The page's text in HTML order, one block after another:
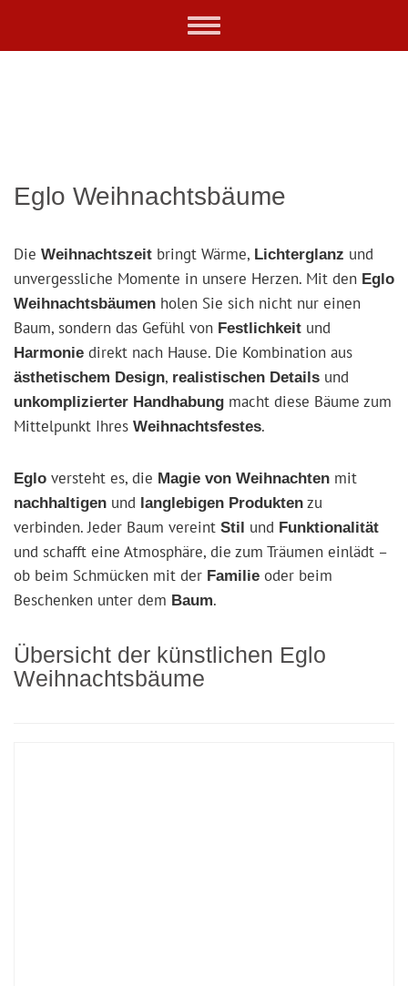
Toggle
Eglo Weihnachtsbäume
Die Weihnachtszeit bringt Wärme, Lichterglanz und
unvergessliche Momente in unsere Herzen. Mit den Eglo
Weihnachtsbäumen holen Sie sich nicht nur einen
Baum, sondern das Gefühl von Festlichkeit und
Harmonie direkt nach Hause. Die Kombination aus
ästhetischem Design, realistischen Details und
unkomplizierter Handhabung macht diese Bäume zum
Mittelpunkt Ihres Weihnachtsfestes.
Eglo versteht es, die Magie von Weihnachten mit
nachhaltigen und langlebigen Produkten zu
verbinden. Jeder Baum vereint Stil und Funktionalität
und schafft eine Atmosphäre, die zum Träumen einlädt –
ob beim Schmücken mit der Familie oder beim
Beschenken unter dem Baum.
Übersicht der künstlichen Eglo
Weihnachtsbäume